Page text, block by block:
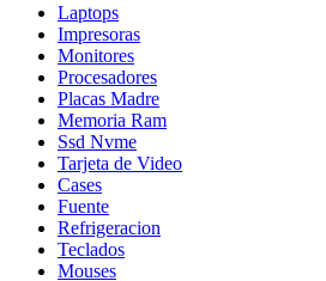
Laptops
Impresoras
Monitores
Procesadores
Placas Madre
Memoria Ram
Ssd Nvme
Tarjeta de Video
Cases
Fuente
Refrigeracion
Teclados
Mouses